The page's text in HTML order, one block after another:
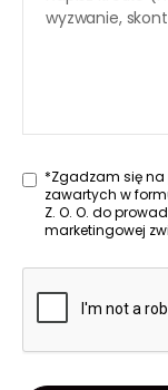
*Zgadzam się
zawartych w
Z. O. O. do
marketingowej